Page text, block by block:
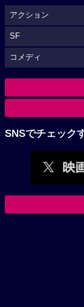
アクション
SF
コメディ
SNSでチェック